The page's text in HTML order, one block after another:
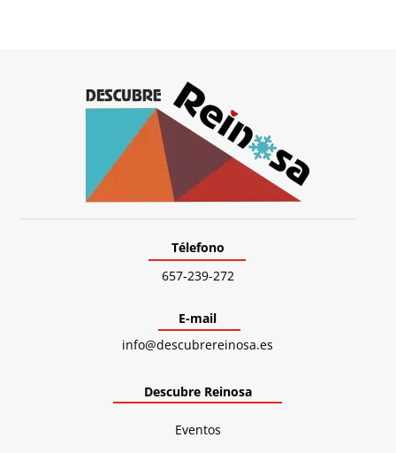
Télefono
657-239-272
E-mail
info@descubrereinosa.es
Descubre Reinosa
Eventos